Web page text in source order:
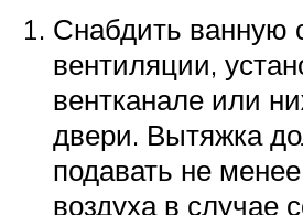
Снабдить ванную
вентиляции,
вентканале или
двери. Вытяжка
подавать не
воздуха в случае